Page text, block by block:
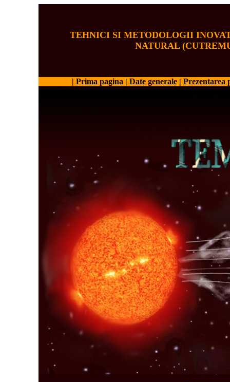
TEHNICI SI METODOLOGII
NATURAL
| Prima pagina | Date generale | Prezentarea